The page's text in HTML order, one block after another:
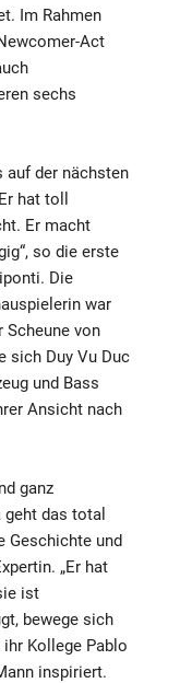
Im Rahmen
Act
sechs
auf der nächsten
hat toll
Er macht
so die erste
Die
war
Scheune von
sich Duy Vu Duc
und Bass
Ansicht nach
ganz
das total
Geschichte und
„Er hat
ist
bewege sich
ihr Kollege Pablo
inspiriert.